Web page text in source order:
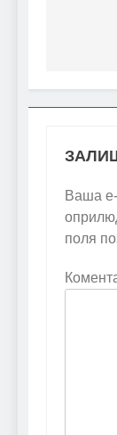
Ваша
поля